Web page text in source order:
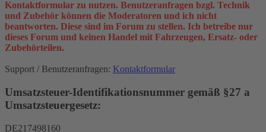
Kontaktformular zu nutzen. Benutzeranfragen bzgl. Technik
und Zubehör können die Moderatoren und ich nicht
beantworten. Diese sind im Forum zu stellen. Ich betreibe nur
dieses Forum und keinen Handel mit Fahrzeugen, Ersatz- oder
Zubehörteilen.
Support / Benutzeranfragen: Kontaktformular
Umsatzsteuer-Identifikationsnummer gemäß §27 a
Umsatzsteuergesetz:
DE217498160